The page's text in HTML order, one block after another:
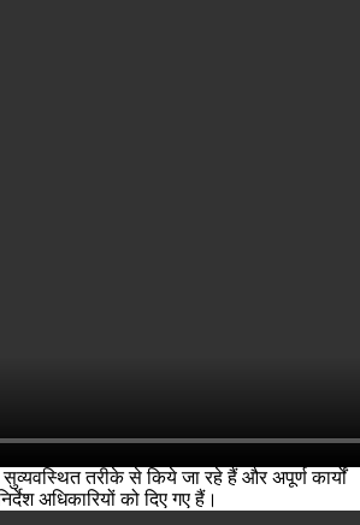
सुव्यवस्थित तरीके से किये जा रहे हैं और अपूर्ण कार्यों
अधिकारियों को दिए गए हैं।